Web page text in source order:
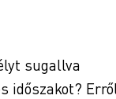
sugallva
időszakot?